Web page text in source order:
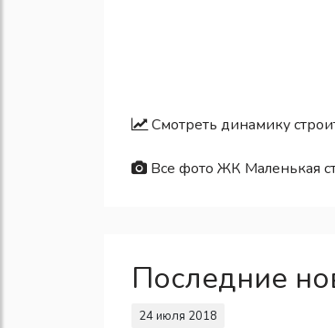
Смотреть динамику
Все фото ЖК Маленькая
Последние
24 июля 2018